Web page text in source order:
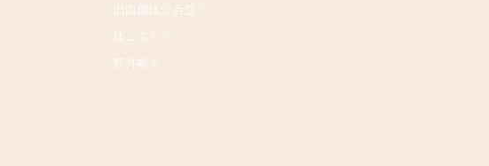
旧函館区公会堂
はこぶら
野外劇